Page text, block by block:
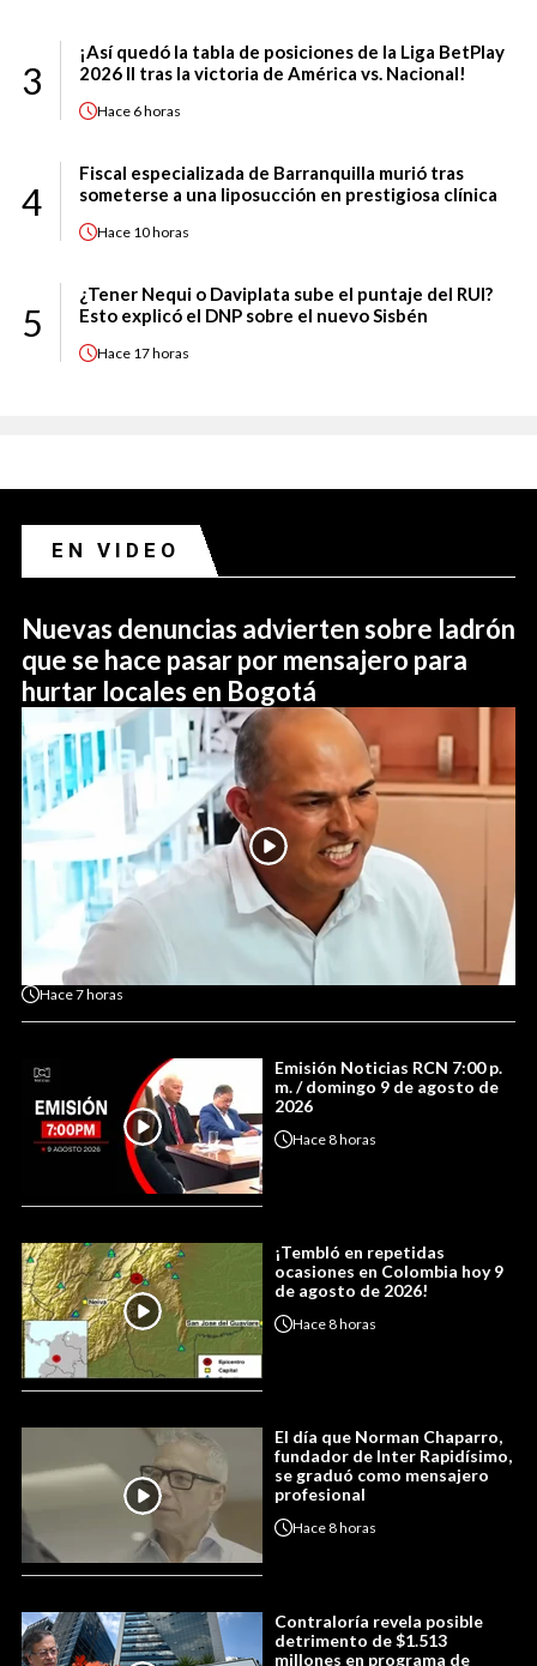
3
¡Así quedó la tabla de posiciones de la Liga BetPlay
2026 II tras la victoria de América vs. Nacional!
Hace 6 horas
4
Fiscal especializada de Barranquilla murió tras
someterse a una liposucción en prestigiosa clínica
Hace 10 horas
5
¿Tener Nequi o Daviplata sube el puntaje del RUI?
Esto explicó el DNP sobre el nuevo Sisbén
Hace 17 horas
EN VIDEO
Nuevas denuncias advierten sobre ladrón
que se hace pasar por mensajero para
hurtar locales en Bogotá
Hace7 horas
Emisión Noticias RCN 7:00 p.
m. / domingo 9 de agosto de
2026
Hace8 horas
¡Tembló en repetidas
ocasiones en Colombia hoy 9
de agosto de 2026!
Hace8 horas
El día que Norman Chaparro,
fundador de Inter Rapidísimo,
se graduó como mensajero
profesional
Hace8 horas
Contraloría revela posible
detrimento de $1.513
millones en programa de